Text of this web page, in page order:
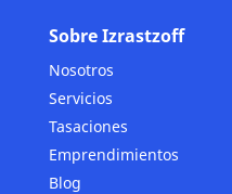
Sobre Izrastzoff
Nosotros
Servicios
Tasaciones
Emprendimientos
Blog